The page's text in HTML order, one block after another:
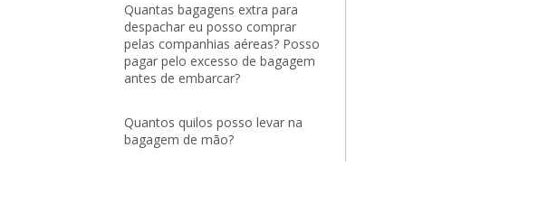
Quantas bagagens extra para
despachar eu posso comprar
pelas companhias aéreas? Posso
pagar pelo excesso de bagagem
antes de embarcar?
Quantos quilos posso levar na
bagagem de mão?